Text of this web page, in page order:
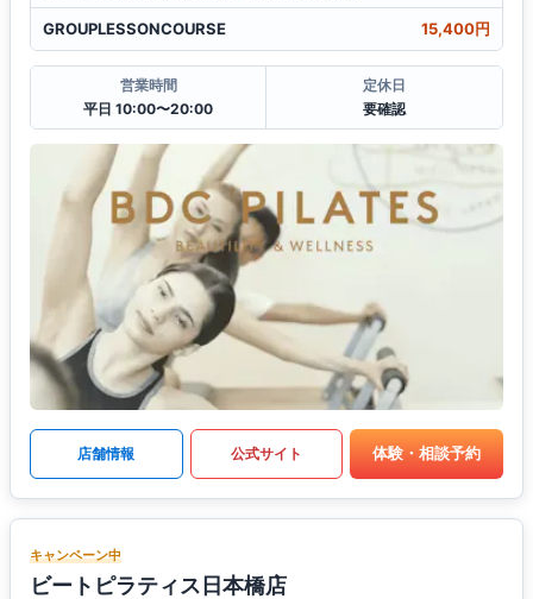
GROUPLESSONCOURSE 15,400円
営業時間
平日 10:00〜20:00
定休日
要確認
店舗情報 公式サイト 体験・相談予約
キャンペーン中
ビートピラティス日本橋店